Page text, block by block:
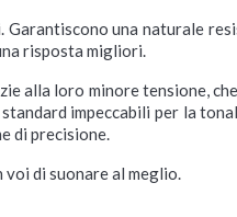
una naturale
risposta migliori.
alla loro minore tensione,
impeccabili per la
di precisione.
di suonare al meglio.